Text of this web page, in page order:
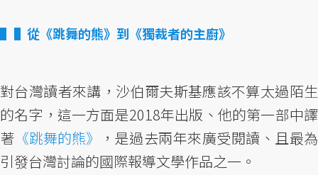
▌從《跳舞的熊》到《獨裁者的主廚》
對台灣讀者來講，沙伯爾夫斯基應該不算太過陌生
的名字，這一方面是2018年出版、他的第一部中譯
著 《跳舞的熊》
，是過去兩年來廣受閱讀、且最為
引發台灣討論的國際報導文學作品之一。